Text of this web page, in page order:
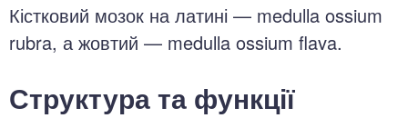
Кістковий мозок на латині — medulla ossium
rubra, а жовтий — medulla ossium flava.
Структура та функції